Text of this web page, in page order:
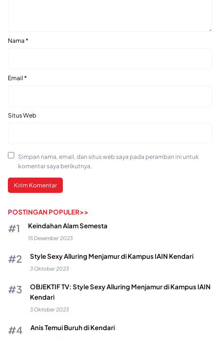
Nama *
Email *
Situs Web
Simpan nama, email, dan situs web saya pada peramban ini untuk
komentar saya berikutnya.
POSTINGAN POPULER>>
Keindahan Alam Semesta
15 Desember 2023
Style Sexy Alluring Menjamur di Kampus IAIN Kendari
3 Oktober 2023
OBJEKTIF TV: Style Sexy Alluring Menjamur di Kampus IAIN
Kendari
3 Oktober 2023
Anis Temui Buruh di Kendari